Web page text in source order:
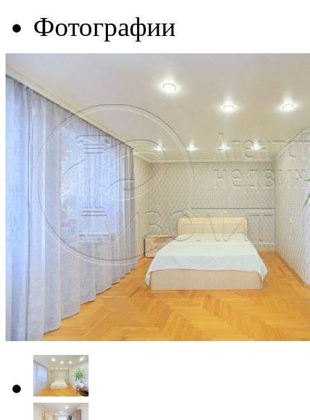
Фотографии